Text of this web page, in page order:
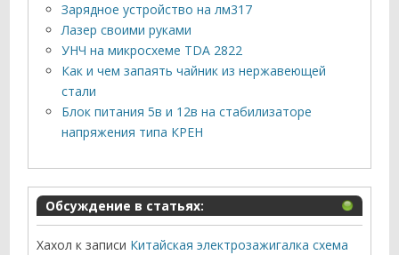
Зарядное устройство на лм317
Лазер своими руками
УНЧ на микросхеме TDA 2822
Как и чем запаять чайник из нержавеющей
стали
Блок питания 5в и 12в на стабилизаторе
напряжения типа КРЕН
Обсуждение в статьях:
Хахол к записи Китайская электрозажигалка схема